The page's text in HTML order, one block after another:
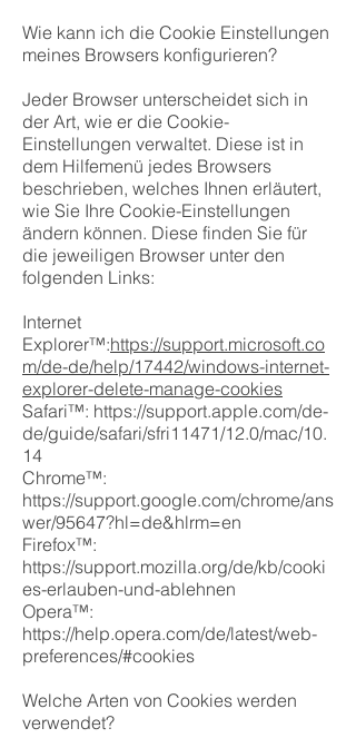
Wie kann ich die Cookie Einstellungen
meines Browsers konfigurieren?
Jeder Browser unterscheidet sich in
der Art, wie er die Cookie-
Einstellungen verwaltet. Diese ist in
dem Hilfemenü jedes Browsers
beschrieben, welches Ihnen erläutert,
wie Sie Ihre Cookie-Einstellungen
ändern können. Diese finden Sie für
die jeweiligen Browser unter den
folgenden Links:
Internet
Explorer™:https://support.microsoft.co
m/de-de/help/17442/windows-internet-
explorer-delete-manage-cookies
Safari™: https://support.apple.com/de-
de/guide/safari/sfri11471/12.0/mac/10.
14
Chrome™:
https://support.google.com/chrome/ans
wer/95647?hl=de&hlrm=en
Firefox™:
https://support.mozilla.org/de/kb/cooki
es-erlauben-und-ablehnen
Opera™:
https://help.opera.com/de/latest/web-
preferences/#cookies
Welche Arten von Cookies werden
verwendet?